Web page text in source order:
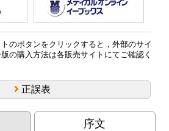
のボタンをクリックすると，外部のサイ
の購入方法は各販売サイトにてご確認く
正誤表
序文